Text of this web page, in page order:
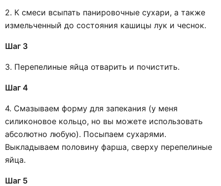
2. К смеси всыпать панировочные сухари, а также
измельченный до состояния кашицы лук и чеснок.
Шаг 3
3. Перепелиные яйца отварить и почистить.
Шаг 4
4. Смазываем форму для запекания (у меня
силиконовое кольцо, но вы можете использовать
абсолютно любую). Посыпаем сухарями.
Выкладываем половину фарша, сверху перепелиные
яйца.
Шаг 5